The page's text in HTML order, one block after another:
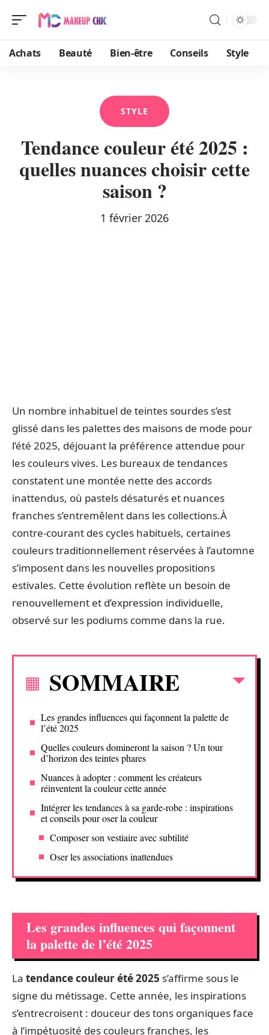
Achats Beauté Bien-être Conseils Style
STYLE
Tendance couleur été 2025 :
quelles nuances choisir cette
saison ?
1 février 2026
Un nombre inhabituel de teintes sourdes s’est
glissé dans les palettes des maisons de mode pour
l’été 2025, déjouant la préférence attendue pour
les couleurs vives. Les bureaux de tendances
constatent une montée nette des accords
inattendus, où pastels désaturés et nuances
franches s’entremêlent dans les collections.À
contre-courant des cycles habituels, certaines
couleurs traditionnellement réservées à l’automne
s’imposent dans les nouvelles propositions
estivales. Cette évolution reflète un besoin de
renouvellement et d’expression individuelle,
observé sur les podiums comme dans la rue.
SOMMAIRE
Les grandes influences qui façonnent la palette de
l’été 2025
Quelles couleurs domineront la saison ? Un tour
d’horizon des teintes phares
Nuances à adopter : comment les créateurs
réinventent la couleur cette année
Intégrer les tendances à sa garde-robe : inspirations
et conseils pour oser la couleur
Composer son vestiaire avec subtilité
Oser les associations inattendues
Les grandes influences qui façonnent
la palette de l’été 2025
La tendance couleur été 2025 s’affirme sous le
signe du métissage. Cette année, les inspirations
s’entrecroisent : douceur des tons organiques face
à l’impétuosité des couleurs franches, les